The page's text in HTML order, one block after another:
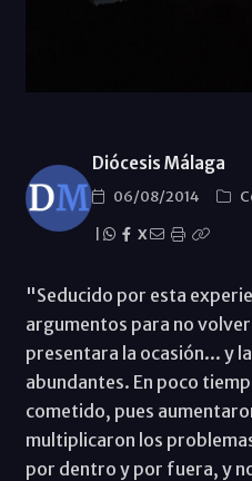
Diócesis Málaga
06/08/2014
X
"Seducido por esta
argumentos para no
presentara la ocasión... y
abundantes. En poco
cometido, pues
multiplicaron los
por dentro y por fuera, y